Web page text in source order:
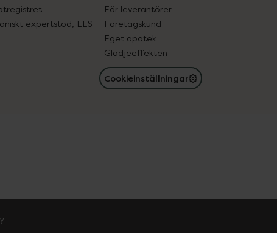
expertstöd, EES
För leverantörer
Företagskund
Eget apotek
Glädjeeffekten
Cookieinställningar